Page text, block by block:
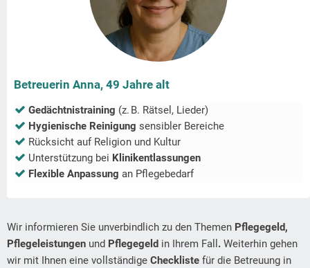
Betreuerin Anna, 49 Jahre alt
Gedächtnistraining (z. B. Rätsel, Lieder)
Hygienische Reinigung sensibler Bereiche
Rücksicht auf Religion und Kultur
Unterstützung bei Klinikentlassungen
Flexible Anpassung an Pflegebedarf
Wir informieren Sie unverbindlich zu den Themen Pflegegeld,
Pflegeleistungen und Pflegegeld in Ihrem Fall . Weiterhin gehen
wir mit Ihnen eine vollständige Checkliste für die Betreuung in